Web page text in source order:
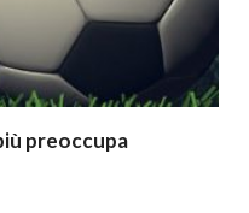
preoccupa